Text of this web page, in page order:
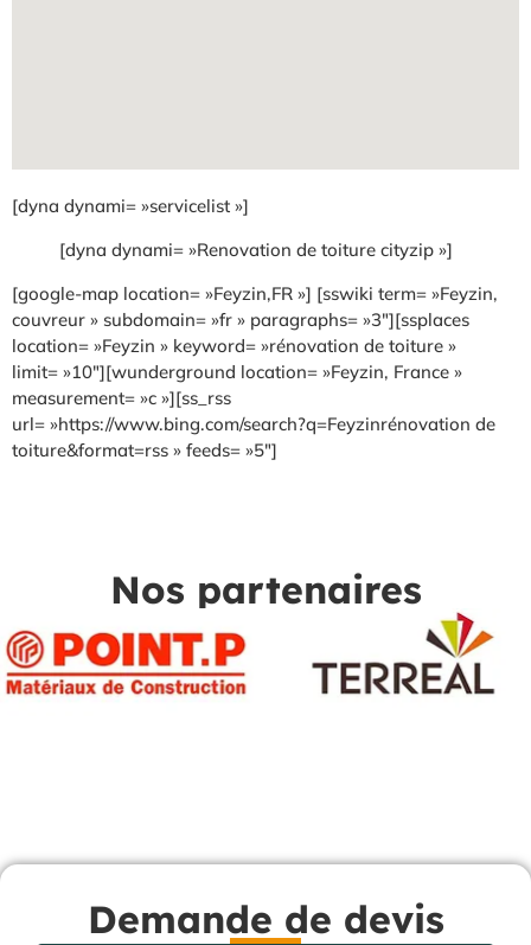
[dyna dynami= »servicelist »]
[dyna dynami= »Renovation de toiture cityzip »]
[google-map location= »Feyzin,FR »] [sswiki term= »Feyzin,
couvreur » subdomain= »fr » paragraphs= »3″][ssplaces
location= »Feyzin » keyword= »rénovation de toiture »
limit= »10″][wunderground location= »Feyzin, France »
measurement= »c »][ss_rss
url= »https://www.bing.com/search?q=Feyzinrénovation de
toiture&format=rss » feeds= »5″]
Nos partenaires
Demande de devis